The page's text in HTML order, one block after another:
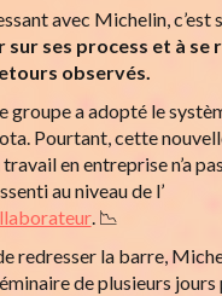
avec Michelin, c’est
sur ses process et à se
observés.
groupe a adopté le
Pourtant, cette
en entreprise n’a
au niveau de l’
. 📉
redresser la barre,
de plusieurs jours